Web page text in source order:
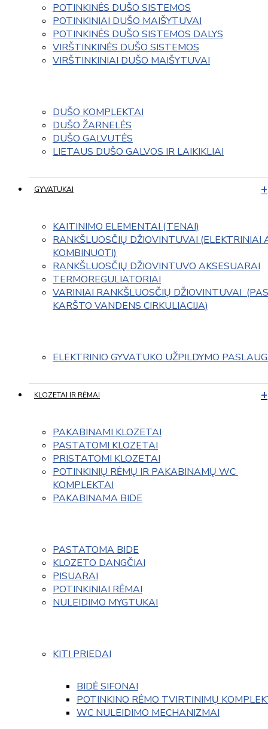
POTINKINĖS DUŠO SISTEMOS
POTINKINIAI DUŠO MAIŠYTUVAI
POTINKINĖS DUŠO SISTEMOS DALYS
VIRŠTINKINĖS DUŠO SISTEMOS
VIRŠTINKINIAI DUŠO MAIŠYTUVAI
DUŠO KOMPLEKTAI
DUŠO ŽARNELĖS
DUŠO GALVUTĖS
LIETAUS DUŠO GALVOS IR LAIKIKLIAI
GYVATUKAI
KAITINIMO ELEMENTAI (TENAI)
RANKŠLUOSČIŲ DŽIOVINTUVAI (ELEKTRINIAI
KOMBINUOTI)
RANKŠLUOSČIŲ DŽIOVINTUVO AKSESUARAI
TERMOREGULIATORIAI
VARINIAI RANKŠLUOSČIŲ DŽIOVINTUVAI
KARŠTO VANDENS CIRKULIACIJA)
ELEKTRINIO GYVATUKO UŽPILDYMO
KLOZETAI IR RĖMAI
PAKABINAMI KLOZETAI
PASTATOMI KLOZETAI
PRISTATOMI KLOZETAI
POTINKINIŲ RĖMŲ IR PAKABINAMŲ WC
KOMPLEKTAI
PAKABINAMA BIDE
PASTATOMA BIDE
KLOZETO DANGČIAI
PISUARAI
POTINKINIAI RĖMAI
NULEIDIMO MYGTUKAI
KITI PRIEDAI
BIDĖ SIFONAI
POTINKINO RĖMO TVIRTINIMŲ
WC NULEIDIMO MECHANIZMAI